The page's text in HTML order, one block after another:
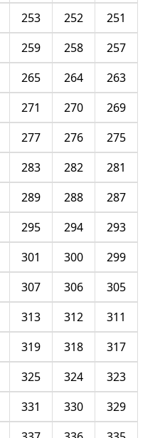
251
252
253
257
258
259
263
264
265
269
270
271
275
276
277
281
282
283
287
288
289
293
294
295
299
300
301
305
306
307
311
312
313
317
318
319
323
324
325
329
330
331